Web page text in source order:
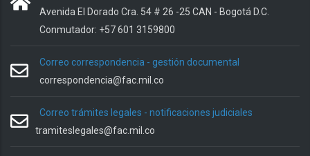
Avenida El Dorado Cra. 54 # 26 -25 CAN - Bogotá D.C.
Conmutador: +57 601 3159800
Correo correspondencia - gestión documental
correspondencia@fac.mil.co
Correo trámites legales - notificaciones judiciales
tramiteslegales@fac.mil.co